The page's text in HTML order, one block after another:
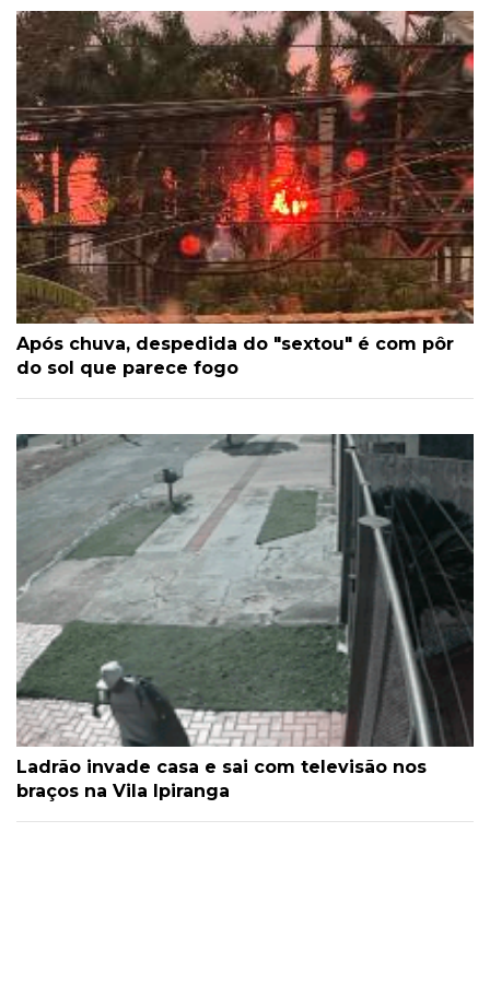
Após chuva, despedida do "sextou" é com pôr
do sol que parece fogo
Ladrão invade casa e sai com televisão nos
braços na Vila Ipiranga